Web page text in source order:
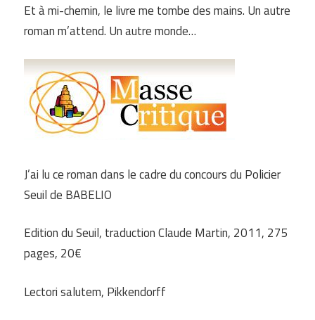
Et à mi-chemin, le livre me tombe des mains. Un autre
roman m’attend. Un autre monde…
J’ai lu ce roman dans le cadre du concours du Policier
Seuil de BABELIO
Edition du Seuil, traduction Claude Martin, 2011, 275
pages, 20€
Lectori salutem, Pikkendorff